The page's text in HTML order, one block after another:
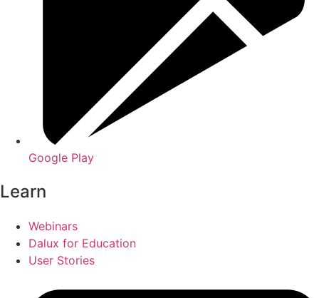
Google Play
Learn
Webinars
Dalux for Education
User Stories